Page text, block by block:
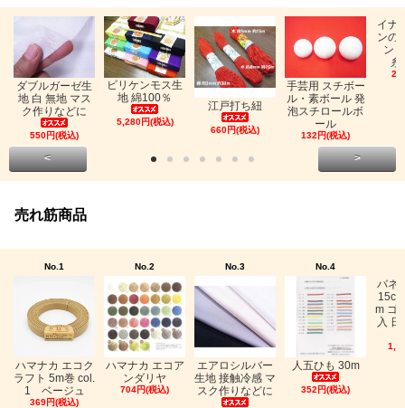
ダブルガーゼ生
地 白 無地 マス
ク作りなどに
550円(税込)
ビリケンモス生
地 綿100％
5,280円(税込)
江戸打ち紐
660円(税込)
手芸用 スチボー
ル・素ボール 発
泡スチロールボ
ール
132円(税込)
イナ
ンの
ン
糸
< >
売れ筋商品
No.1
ハマナカ エコク
ラフト 5m巻 col.
1 ベージュ
369円(税込)
No.2
ハマナカ エコア
ンダリヤ
704円(税込)
No.3
エアロシルバー
生地 接触冷感 マ
スク作りなどに
No.4
人五ひも 30m
352円(税込)
バネ
m ゴ
入